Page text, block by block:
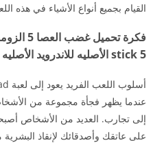
القيام بجميع أنواع الأشياء في هذه
stick 5 الأصليه للاندرويد الأصليه
عندما يظهر فجأة مجموعة من
إلى تجارب. العديد من الأشخاص
على عاتقك وأصدقائك لإنقاذ